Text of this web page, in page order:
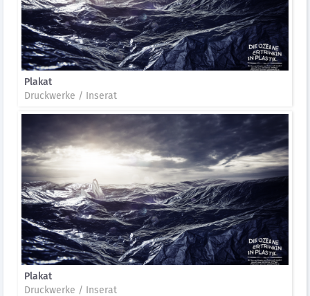
Plakat
Druckwerke / Inserat
Plakat
Druckwerke / Inserat